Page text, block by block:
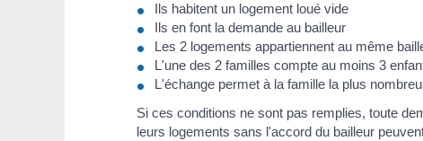
Ils habitent un logement loué vide
Ils en font la demande au bailleur
Les 2 logements appartiennent au même
L'une des 2 familles compte au moins 3
L'échange permet à la famille la plus
Si ces conditions ne sont pas remplies, toute
leurs logements sans l'accord du bailleur